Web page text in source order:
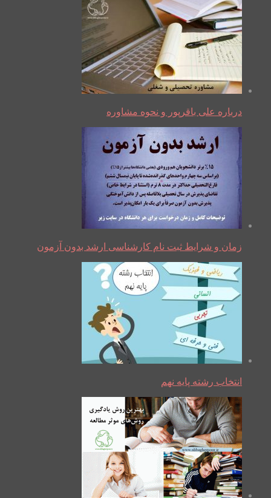
درباره علی باقرپور و نحوه مشاوره
زمان و شرایط ثبت نام کارشناسی ارشد بدون آزمون
انتخاب رشته پایه نهم